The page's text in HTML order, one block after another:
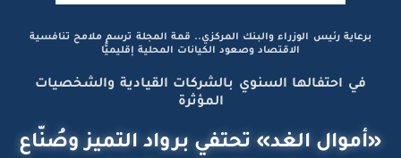
برعاية رئيس الوزراء والبنك المركزي.. قمة المجلة ترسم ملامح تنافسية
الاقتصاد وصعود الكيانات المحلية إقليميًّا
في احتفالها السنوي بالشركات القيادية والشخصيات
المؤثرة
«أموال الغد» تحتفي برواد التميز وصُنّاع